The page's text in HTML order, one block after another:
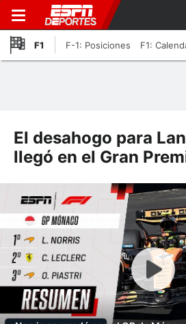
F1 F-1: Posiciones F1:
El desahogo para
llegó en el Gran